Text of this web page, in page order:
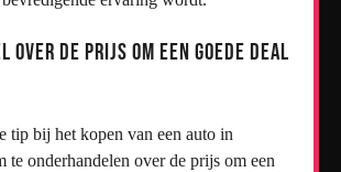
over de prijs om een goede deal
tip bij het kopen van een auto in
te onderhandelen over de prijs om een